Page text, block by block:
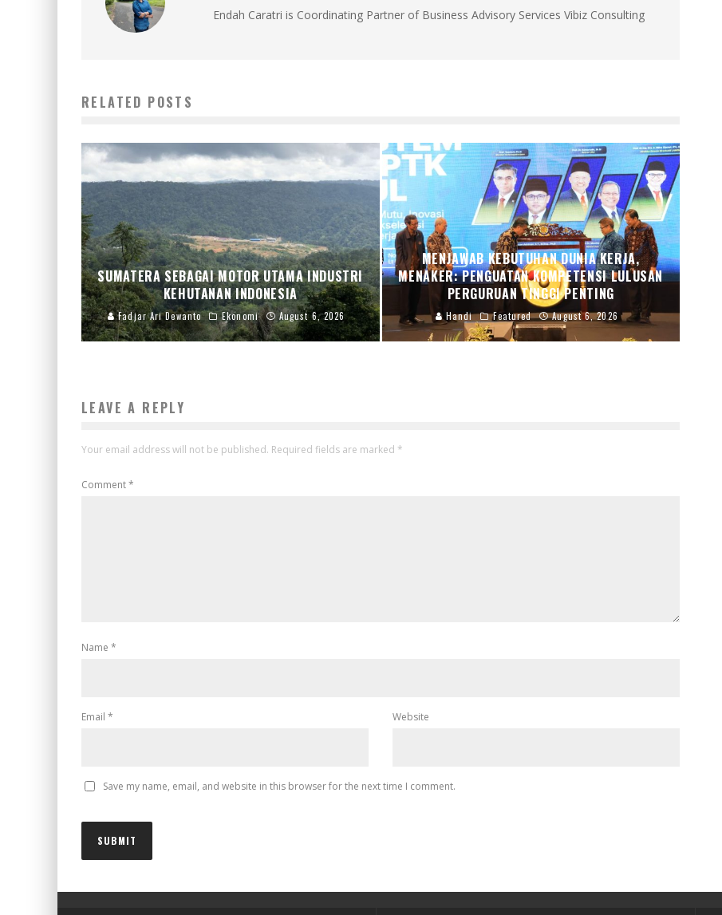
Endah Caratri is Coordinating Partner of Business Advisory Services Vibiz Consulting
RELATED POSTS
SUMATERA SEBAGAI MOTOR UTAMA INDUSTRI
KEHUTANAN INDONESIA
Fadjar Ari Dewanto Ekonomi August 6, 2026
MENJAWAB KEBUTUHAN DUNIA KERJA,
MENAKER: PENGUATAN KOMPETENSI LULUSAN
PERGURUAN TINGGI PENTING
Handi Featured August 6, 2026
LEAVE A REPLY
Your email address will not be published. Required fields are marked *
Comment*
Name *
Email * Website
Save my name, email, and website in this browser for the next time I comment.